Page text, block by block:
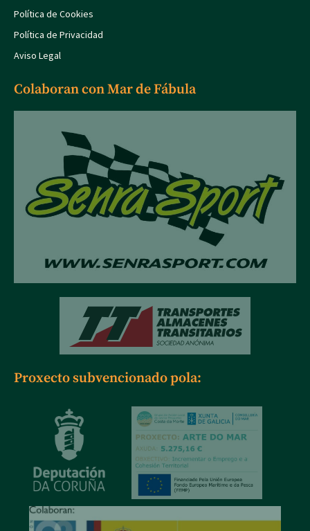
Política de Cookies
Política de Privacidad
Aviso Legal
Colaboran con Mar de Fábula
Proxecto subvencionado pola: